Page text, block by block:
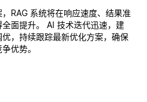
RAG 系统将在响应速度、结果准
面提升。 AI 技术迭代迅速，建
，持续跟踪最新优化方案，确保
优势。